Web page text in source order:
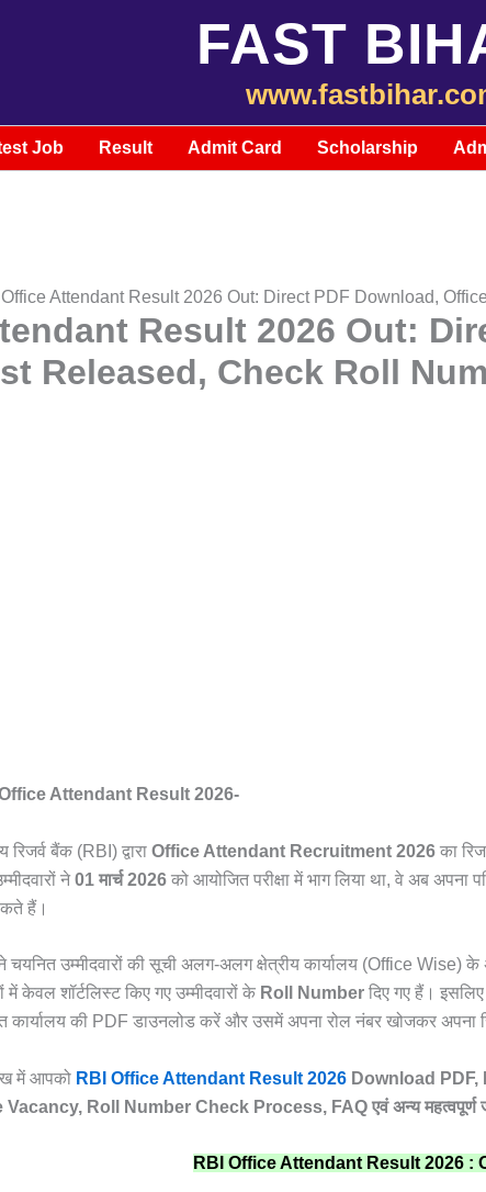
FAST
Job Result Admit Card Scholarship
Office Attendant Result 2026 Out: Direct PDF Download,
Result 2026 Out:
Released, Check Roll
Attendant Result 2026-
रिजर्व बैंक (RBI) द्वारा Office Attendant Recruitment 2026 का
ने01 मार्च 2026 को आयोजित परीक्षा में भाग लिया था, वे अब अपना
हैं।
चयनित उम्मीदवारों की सूची अलग-अलग क्षेत्रीय कार्यालय (Office Wise)
में केवल शॉर्टलिस्ट किए गए उम्मीदवारों के Roll Number दिए गए हैं।
कार्यालय की PDF डाउनलोड करें और उसमें अपना रोल नंबर खोजकर अपना
में आपको RBI Office Attendant Result 2026 Download
Vacancy, Roll Number Check Process, FAQ एवंअन्यमहत्वपूर्ण
RBI Office Attendant Result 2026 :